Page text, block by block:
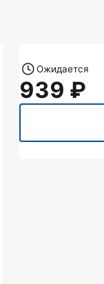
Ожидается
939